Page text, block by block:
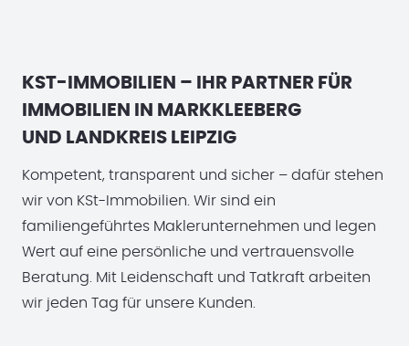
KST-IMMOBILIEN – IHR PARTNER FÜR
IMMOBILIEN IN MARKKLEEBERG
UND LANDKREIS LEIPZIG
Kompetent, transparent und sicher – dafür stehen
wir von KSt-Immobilien. Wir sind ein
familiengeführtes Maklerunternehmen und legen
Wert auf eine persönliche und vertrauensvolle
Beratung. Mit Leidenschaft und Tatkraft arbeiten
wir jeden Tag für unsere Kunden.